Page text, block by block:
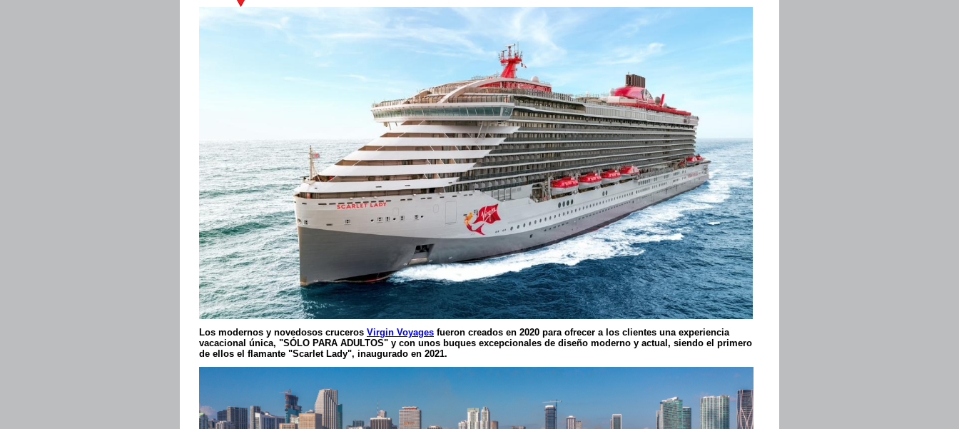
Los modernos y novedosos cruceros Virgin Voyages fueron creados en 2020 para ofrecer a los clientes una experiencia
vacacional única, "SÓLO PARA ADULTOS" y con unos buques excepcionales de diseño moderno y actual, siendo el primero
de ellos el flamante "Scarlet Lady", inaugurado en 2021.